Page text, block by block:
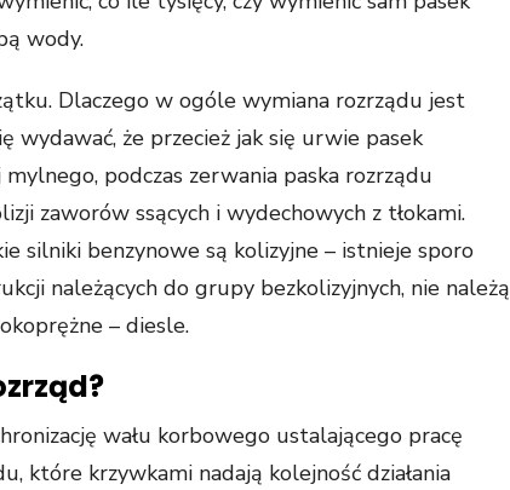
wody.
Dlaczego w ogóle wymiana rozrządu jest
wydawać, że przecież jak się urwie pasek
podczas zerwania paska rozrządu
zaworów ssących i wydechowych z tłokami.
silniki benzynowe są kolizyjne – istnieje sporo
należących do grupy bezkolizyjnych, nie należą
– diesle.
wału korbowego ustalającego pracę
które krzywkami nadają kolejność działania